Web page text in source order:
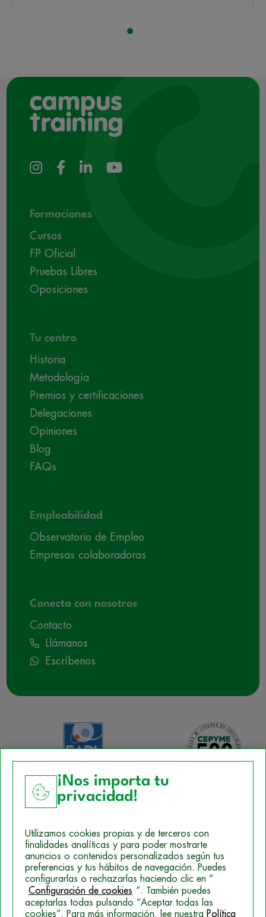
Formaciones
Cursos
FP Oficial
Pruebas Libres
Oposiciones
Tu centro
Historia
Metodología
Premios y certificaciones
Delegaciones
Opiniones
Blog
FAQs
Empleabilidad
Observatorio de Empleo
Empresas colaboradoras
Conecta con nosotros
Contacto
Llámanos
Escríbenos
Política de Cookies
Mapa del sitio
Politica de Privacidad
¡Nos importa tu
privacidad!
Utilizamos cookies propias y de terceros con
finalidades analíticas y para poder mostrarte
anuncios o contenidos personalizados según tus
preferencias y tus hábitos de navegación. Puedes
configurarlas o rechazarlas haciendo clic en “
Configuración de cookies ”. También puedes
aceptarlas todas pulsando “Aceptar todas las
cookies”. Para más información, lee nuestra Política